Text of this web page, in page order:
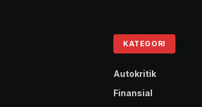
KATEGORI
Autokritik
Finansial